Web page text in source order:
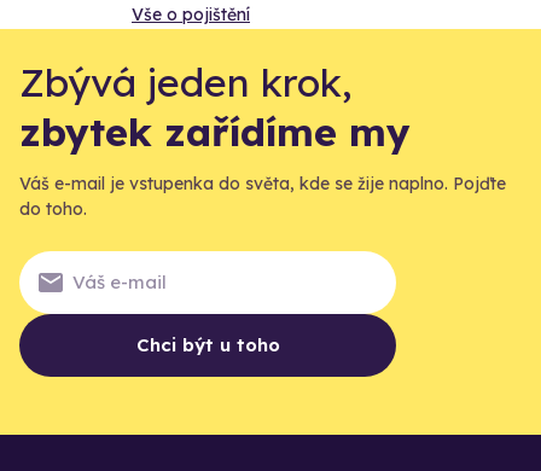
Vše o pojištění
Zbývá jeden krok,
zbytek zařídíme my
Váš e-mail je vstupenka do světa, kde se žije naplno. Pojďte
do toho.
Chci být u toho